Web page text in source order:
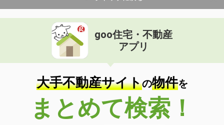
福岡県福岡市早良区百道浜４丁目
価 格
4,990万円
住 所
福岡県福岡市早良区百道浜４丁目
専有面積 78.2m²
間取り
2LDK
福岡県福岡市中央区六本松３
価 格
4,898万円
goo住宅・不動産
アプリ
大手不動産サイトの物件を
まとめて検索！